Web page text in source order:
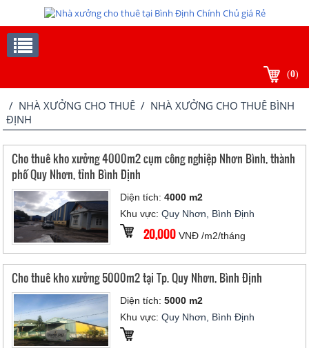
(0)
/ NHÀ XƯỞNG CHO THUÊ / NHÀ XƯỞNG CHO THUÊ BÌNH
ĐỊNH
Cho thuê kho xưởng 4000m2 cụm công nghiệp Nhơn Bình, thành
phố Quy Nhơn, tỉnh Bình Định
Diện tích:4000 m2
Khu vực:Quy Nhơn, Bình Định
20,000 VNĐ /m2/tháng
Cho thuê kho xưởng 5000m2 tại Tp. Quy Nhơn, Bình Định
Diện tích:5000 m2
Khu vực:Quy Nhơn, Bình Định